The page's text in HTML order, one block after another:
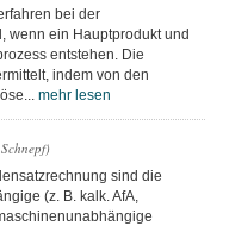
bei der
wenn ein Hauptprodukt und
entstehen. Die
indem von den
mehr lesen
sind die
(z. B. kalk. AfA,